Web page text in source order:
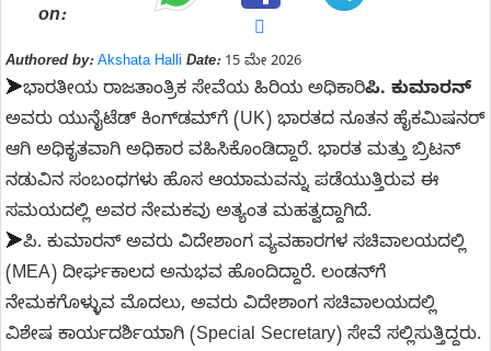
on:
Authored by: Akshata Halli Date:15 ಮೇ 2026
➤ಭಾರತೀಯ ರಾಜತಾಂತ್ರಿಕ ಸೇವೆಯ ಹಿರಿಯ ಅಧಿಕಾರಿಪಿ. ಕುಮಾರನ್
ಅವರು ಯುನೈಟೆಡ್ ಕಿಂಗ್‌ಡಮ್‌ಗೆ (UK) ಭಾರತದ ನೂತನ ಹೈಕಮಿಷನರ್
ಆಗಿ ಅಧಿಕೃತವಾಗಿ ಅಧಿಕಾರ ವಹಿಸಿಕೊಂಡಿದ್ದಾರೆ. ಭಾರತ ಮತ್ತು ಬ್ರಿಟನ್
ನಡುವಿನ ಸಂಬಂಧಗಳು ಹೊಸ ಆಯಾಮವನ್ನು ಪಡೆಯುತ್ತಿರುವ ಈ
ಸಮಯದಲ್ಲಿ ಅವರ ನೇಮಕವು ಅತ್ಯಂತ ಮಹತ್ವದ್ದಾಗಿದೆ.
➤ಪಿ. ಕುಮಾರನ್ ಅವರು ವಿದೇಶಾಂಗ ವ್ಯವಹಾರಗಳ ಸಚಿವಾಲಯದಲ್ಲಿ
(MEA) ದೀರ್ಘಕಾಲದ ಅನುಭವ ಹೊಂದಿದ್ದಾರೆ. ಲಂಡನ್‌ಗೆ
ನೇಮಕಗೊಳ್ಳುವ ಮೊದಲು, ಅವರು ವಿದೇಶಾಂಗ ಸಚಿವಾಲಯದಲ್ಲಿ
ವಿಶೇಷ ಕಾರ್ಯದರ್ಶಿಯಾಗಿ (Special Secretary) ಸೇವೆ ಸಲ್ಲಿಸುತ್ತಿದ್ದರು.